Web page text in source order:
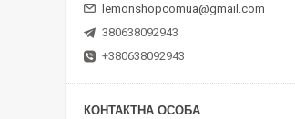
lemonshopcomua@gmail.com
380638092943
+380638092943